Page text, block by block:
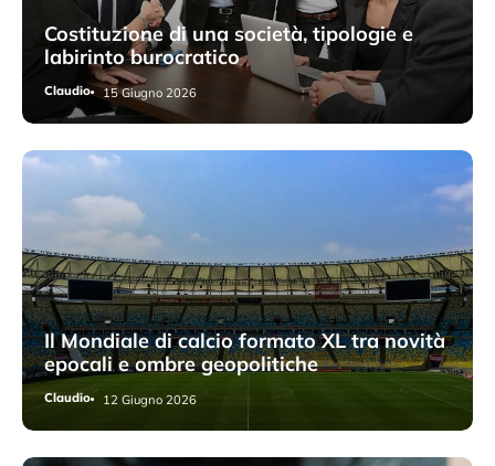
Costituzione di una società, tipologie e
labirinto burocratico
Claudio 15 Giugno 2026
Il Mondiale di calcio formato XL tra novità
epocali e ombre geopolitiche
Claudio 12 Giugno 2026